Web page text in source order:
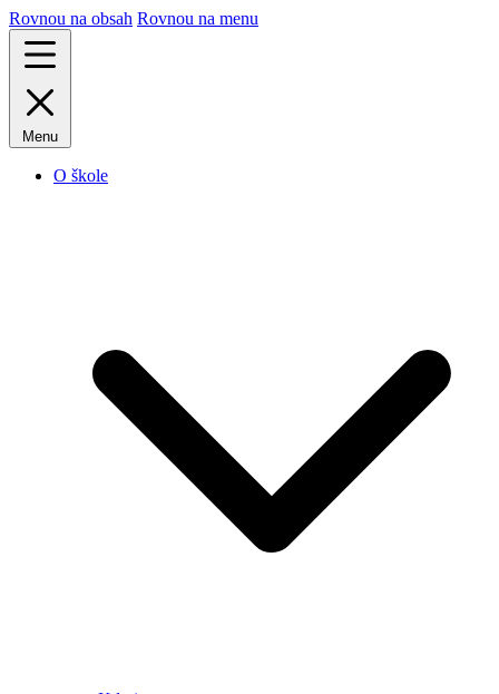
Rovnou na obsah Rovnou na menu
Menu
O škole